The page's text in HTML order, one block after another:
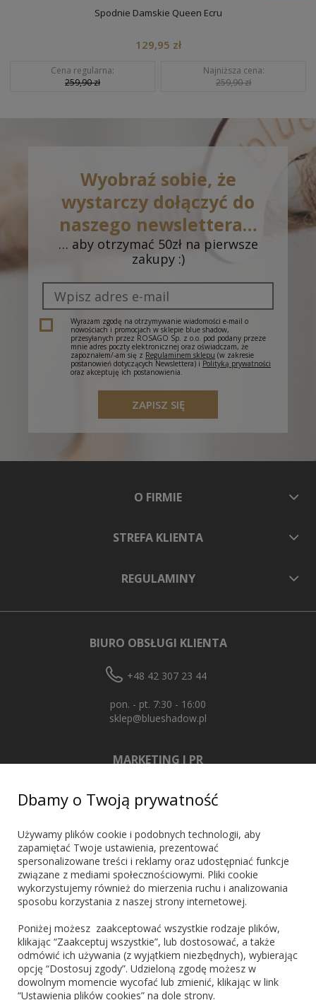
Spodnie Damskie Queen Ecru
129,95 zł
Cena regularna:
259,90 zł
Najniższa cena:
259,90 zł
Wyobraź sobie, że
wystarczy dołączyć do
naszego newslettera…
… aby otrzymać 50zł na pierwsze
zakupy :)
Wyrażam zgodę na otrzymywanie wiadomości e-mail o
nowościach i promocjach w sklepie blue shadow,
przesyłanych przez ROSAGO Sp. z o.o. pod podany przeze
mnie adres poczty elektronicznej oraz oświadczam, że
zapoznałem/-am się z Regulaminem sklepu (w zakresie
postanowień dotyczących Newslettera) i Polityką prywatności
oraz akceptuję ich postanowienia.
ZAPISZ SIĘ
O FIRMIE
STREFA KLIENTA
REGULAMINY
BIURO OBSŁUGI KLIENTA
+48 42 307 23 44
pon. - pt. 7:30 - 16:00
sklep@blueshadow.pl
MARKETING I PR
+48 603 721 635
ZNAJDŹ NAS
PŁATNOŚCI
Blik PayPo Visa
Dbamy o Twoją prywatność
Używamy plików cookie i podobnych technologii, aby
zapamiętać Twoje ustawienia, prezentować
spersonalizowane treści i reklamy oraz udostępniać funkcje
związane z mediami społecznościowymi. Pliki cookie
wykorzystujemy również do mierzenia ruchu i analizowania
sposobu korzystania z naszej strony internetowej.
Poniżej możesz zaakceptować wszystkie rodzaje plików,
klikając “Zaakceptuj wszystkie”, lub dostosować, a także
odmówić ich używania (z wyjątkiem niezbędnych), wybierając
opcję “Dostosuj zgody”. Udzieloną zgodę możesz w
dowolnym momencie wycofać lub zmienić, klikając w link
“Ustawienia plików cookies” na dole strony.